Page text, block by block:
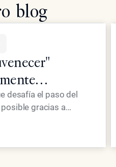
blog
desafía el paso del
gracias a
no quirúrgicas, como
inyectables de alta